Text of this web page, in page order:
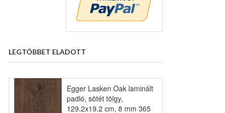
LEGTÖBBET ELADOTT
Egger Lasken Oak laminált
padló, sötét tölgy,
129.2x19.2 cm, 8 mm 365